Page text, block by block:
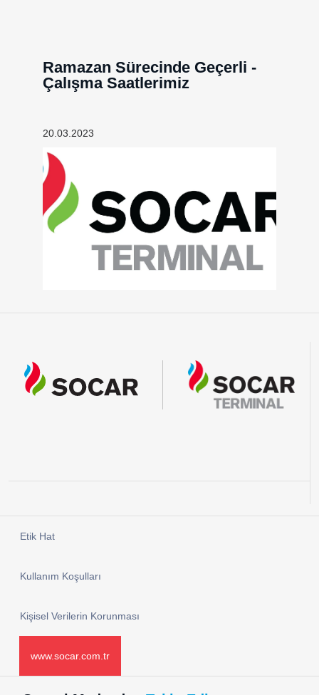
Ramazan Sürecinde Geçerli -
Çalışma Saatlerimiz
20.03.2023
Etik Hat
Kullanım Koşulları
Kişisel Verilerin Korunması
www.socar.com.tr